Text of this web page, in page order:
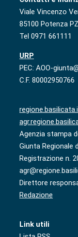
Viale Vincenzo
85100 Potenza PZ
Tel 0971 661111
URP
PEC: AOO-
C.F. 80002950766
Agenzia stampa
Giunta Regionale
Registrazione n.
Direttore
Redazione
Link utili